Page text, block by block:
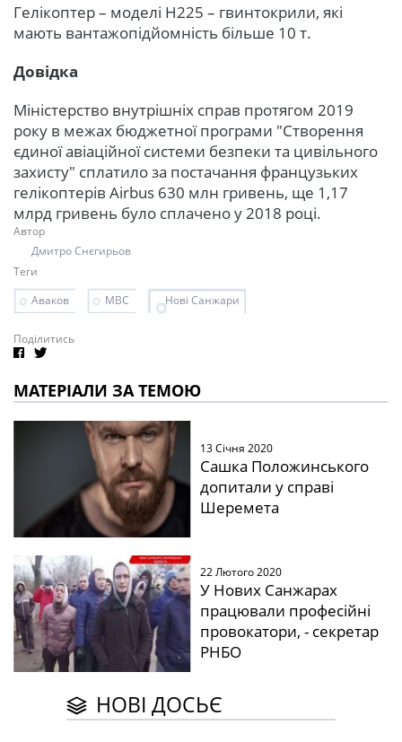
Гелікоптер – моделі Н225 – гвинтокрили, які
мають вантажопідйомність більше 10 т.
Довідка
Міністерство внутрішніх справ протягом 2019
року в межах бюджетної програми "Створення
єдиної авіаційної системи безпеки та цивільного
захисту" сплатило за постачання французьких
гелікоптерів Airbus 630 млн гривень, ще 1,17
млрд гривень було сплачено у 2018 році.
Автор
Дмитро Снєгирьов
Теги
Аваков
МВС Нові Санжари
Поділитись
МАТЕРІАЛИ ЗА ТЕМОЮ
13 Січня 2020
Сашка Положинського
допитали у справі
Шеремета
22 Лютого 2020
У Нових Санжарах
працювали професійні
провокатори, - секретар
РНБО
НОВІ ДОСЬЄ